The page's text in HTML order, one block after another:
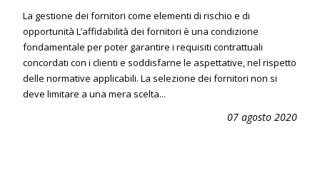
La gestione dei fornitori come elementi di rischio e di
opportunità L’affidabilità dei fornitori è una condizione
fondamentale per poter garantire i requisiti contrattuali
concordati con i clienti e soddisfarne le aspettative, nel rispetto
delle normative applicabili. La selezione dei fornitori non si
deve limitare a una mera scelta...
07 agosto 2020